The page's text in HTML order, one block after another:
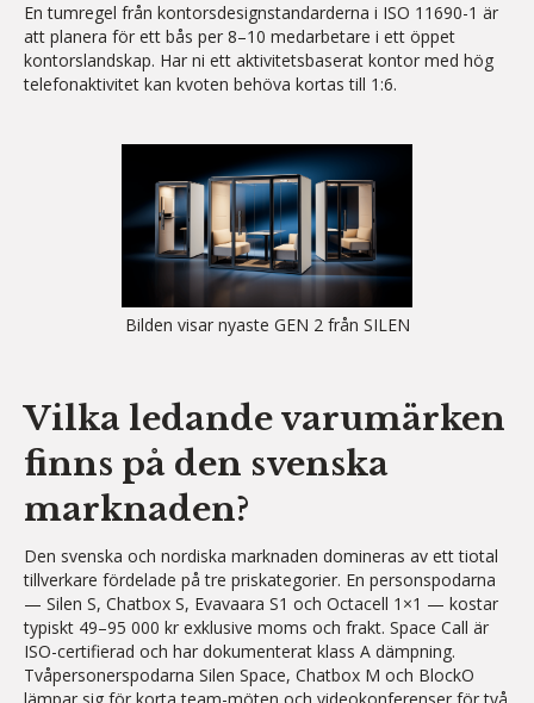
En tumregel från kontorsdesignstandarderna i ISO 11690-1 är
att planera för ett bås per 8–10 medarbetare i ett öppet
kontorslandskap. Har ni ett aktivitetsbaserat kontor med hög
telefonaktivitet kan kvoten behöva kortas till 1:6.
Bilden visar nyaste GEN 2 från SILEN
Vilka ledande varumärken
finns på den svenska
marknaden?
Den svenska och nordiska marknaden domineras av ett tiotal
tillverkare fördelade på tre priskategorier. En personspodarna
— Silen S, Chatbox S, Evavaara S1 och Octacell 1×1 — kostar
typiskt 49–95 000 kr exklusive moms och frakt. Space Call är
ISO-certifierad och har dokumenterat klass A dämpning.
Tvåpersonerspodarna Silen Space, Chatbox M och BlockO